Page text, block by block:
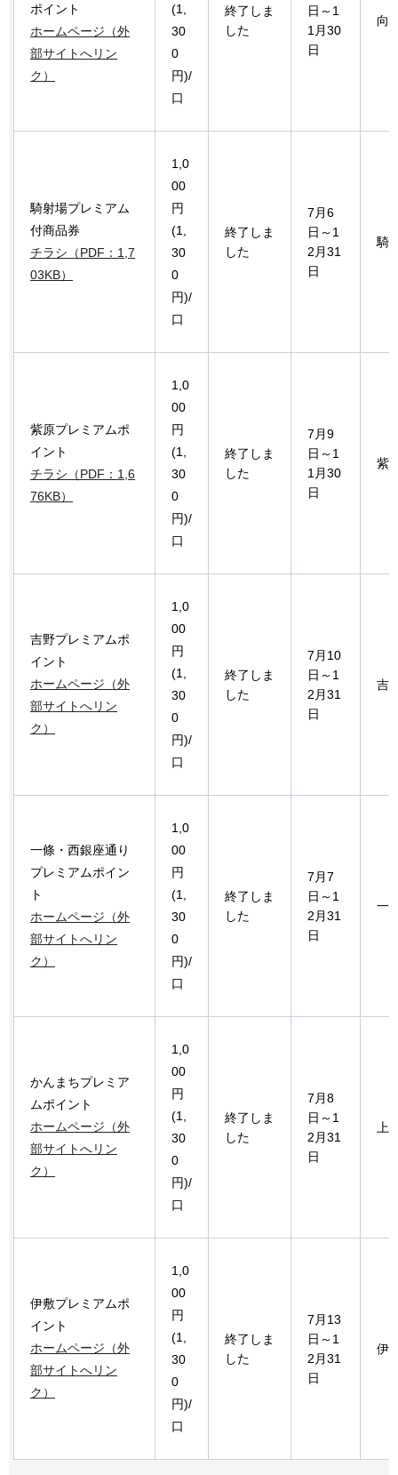
ポイント
ホームページ（外
部サイトへリン
ク）
(1,
30
0
円)/
口
終了しま
した
日～1
1月30
日
向
騎射場プレミアム
付商品券
チラシ（PDF：1,7
03KB）
1,0
00
円
(1,
30
0
円)/
口
終了しま
した
7月6
日～1
2月31
日
騎
紫原プレミアムポ
イント
チラシ（PDF：1,6
76KB）
1,0
00
円
(1,
30
0
円)/
口
終了しま
した
7月9
日～1
1月30
日
紫
吉野プレミアムポ
イント
ホームページ（外
部サイトへリン
ク）
1,0
00
円
(1,
30
0
円)/
口
終了しま
した
7月10
日～1
2月31
日
吉
一條・西銀座通り
プレミアムポイン
ト
ホームページ（外
部サイトへリン
ク）
1,0
00
円
(1,
30
0
円)/
口
終了しま
した
7月7
日～1
2月31
日
一
かんまちプレミア
ムポイント
ホームページ（外
部サイトへリン
ク）
1,0
00
円
(1,
30
0
円)/
口
終了しま
した
7月8
日～1
2月31
日
上
伊敷プレミアムポ
イント
ホームページ（外
部サイトへリン
ク）
1,0
00
円
(1,
30
0
円)/
口
終了しま
した
7月13
日～1
2月31
日
伊